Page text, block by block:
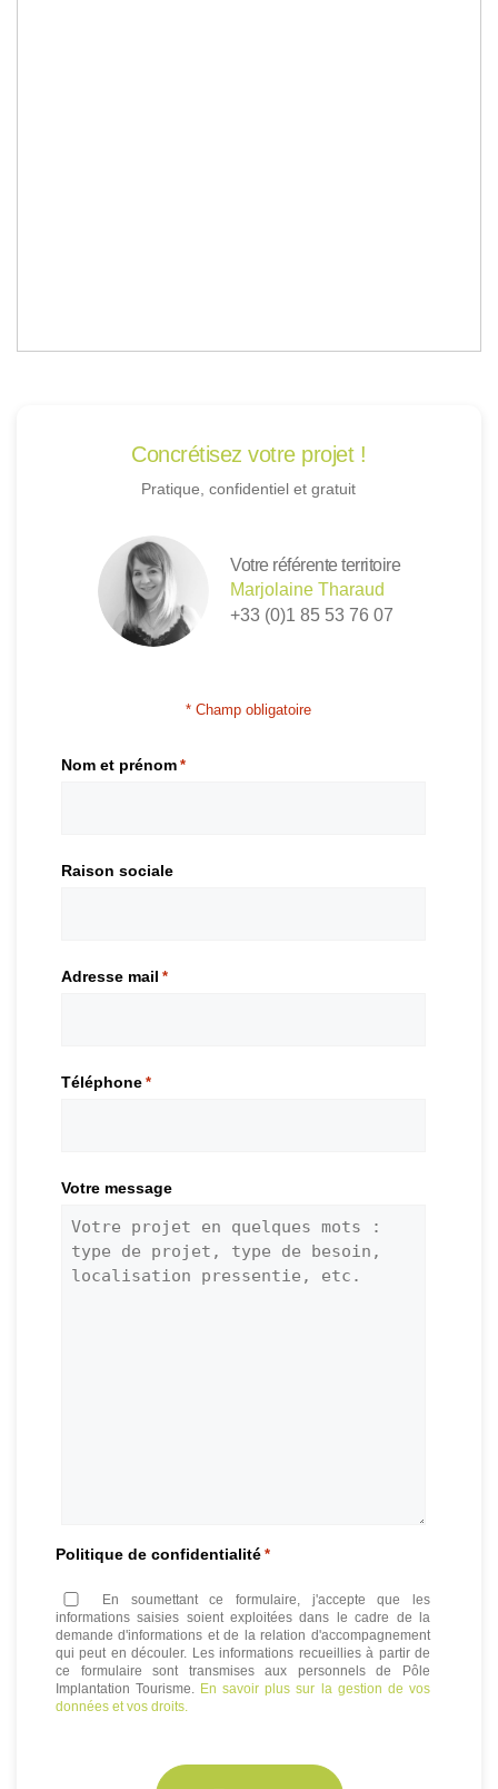
Concrétisez votre projet !
Pratique, confidentiel et gratuit
Votre référente territoire
Marjolaine Tharaud
+33 (0)1 85 53 76 07
* Champ obligatoire
Nom et prénom *
Raison sociale
Adresse mail *
Téléphone *
Votre message
Politique de confidentialité *
En soumettant ce formulaire, j'accepte que les
informations saisies soient exploitées dans le cadre de la
demande d'informations et de la relation d'accompagnement
qui peut en découler. Les informations recueillies à partir de
ce formulaire sont transmises aux personnels de Pôle
Implantation Tourisme. En savoir plus sur la gestion de vos
données et vos droits.